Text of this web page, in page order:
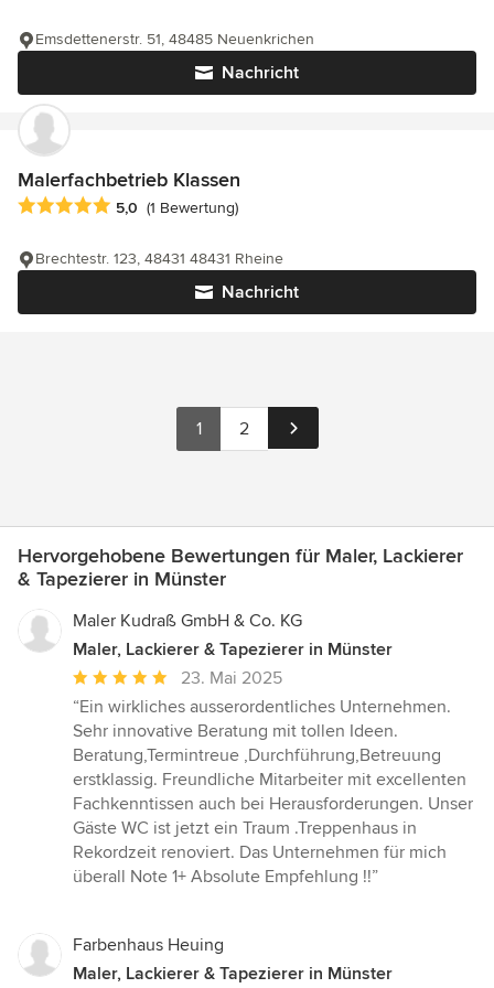
Nachricht
Emsdettenerstr. 51, 48485 Neuenkrichen
Malerfachbetrieb Klassen
Durchschnittliche Bewertung: 5 von 5 Sternen
5,0 (1 Bewertung)
Nachricht
Brechtestr. 123, 48431 48431 Rheine
1 2
Hervorgehobene Bewertungen für Maler, Lackierer
& Tapezierer in Münster
Maler Kudraß GmbH & Co. KG
Maler, Lackierer & Tapezierer in Münster
Durchschnittliche
Bewertung:
5
von
5
Sternen
23. Mai 2025
“Ein wirkliches ausserordentliches Unternehmen.
Sehr innovative Beratung mit tollen Ideen.
Beratung,Termintreue ,Durchführung,Betreuung
erstklassig. Freundliche Mitarbeiter mit excellenten
Fachkenntissen auch bei Herausforderungen. Unser
Gäste WC ist jetzt ein Traum .Treppenhaus in
Rekordzeit renoviert. Das Unternehmen für mich
überall Note 1+ Absolute Empfehlung !!”
Farbenhaus Heuing
Maler, Lackierer & Tapezierer in Münster